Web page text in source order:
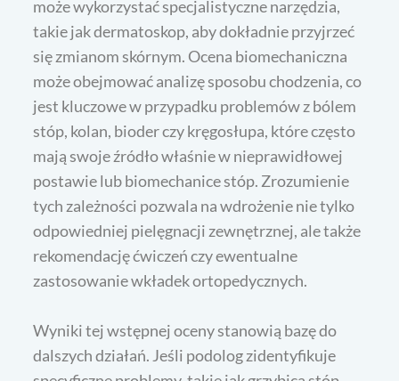
może wykorzystać specjalistyczne narzędzia,
takie jak dermatoskop, aby dokładnie przyjrzeć
się zmianom skórnym. Ocena biomechaniczna
może obejmować analizę sposobu chodzenia, co
jest kluczowe w przypadku problemów z bólem
stóp, kolan, bioder czy kręgosłupa, które często
mają swoje źródło właśnie w nieprawidłowej
postawie lub biomechanice stóp. Zrozumienie
tych zależności pozwala na wdrożenie nie tylko
odpowiedniej pielęgnacji zewnętrznej, ale także
rekomendację ćwiczeń czy ewentualne
zastosowanie wkładek ortopedycznych.
Wyniki tej wstępnej oceny stanowią bazę do
dalszych działań. Jeśli podolog zidentyfikuje